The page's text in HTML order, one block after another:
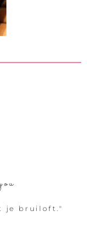
je bruiloft."